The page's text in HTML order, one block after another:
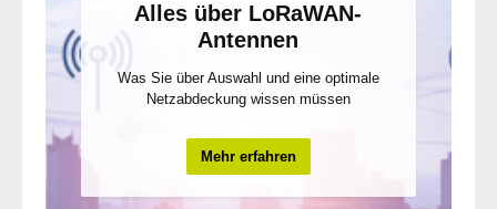
Alles über LoRaWAN-
Antennen
Was Sie über Auswahl und eine optimale
Netzabdeckung wissen müssen
Mehr erfahren